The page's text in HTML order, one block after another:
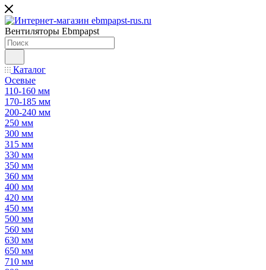
Вентиляторы Ebmpapst
Каталог
Осевые
110-160 мм
170-185 мм
200-240 мм
250 мм
300 мм
315 мм
330 мм
350 мм
360 мм
400 мм
420 мм
450 мм
500 мм
560 мм
630 мм
650 мм
710 мм